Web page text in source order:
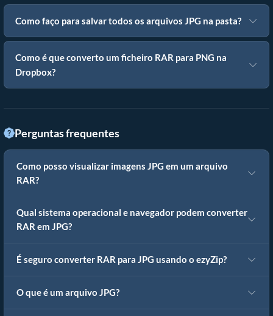
Como faço para salvar todos os arquivos JPG na pasta?
Como é que converto um ficheiro RAR para PNG na
Dropbox?
Perguntas frequentes
Como posso visualizar imagens JPG em um arquivo
RAR?
Qual sistema operacional e navegador podem converter
RAR em JPG?
É seguro converter RAR para JPG usando o ezyZip?
O que é um arquivo JPG?